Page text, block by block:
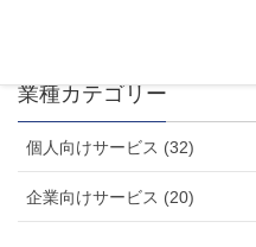
業種カテゴリー
個人向けサービス (32)
企業向けサービス (20)